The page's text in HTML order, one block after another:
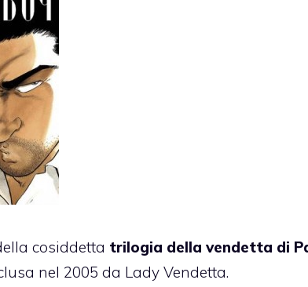
cosiddetta trilogia della vendetta di
nel 2005 da Lady Vendetta.